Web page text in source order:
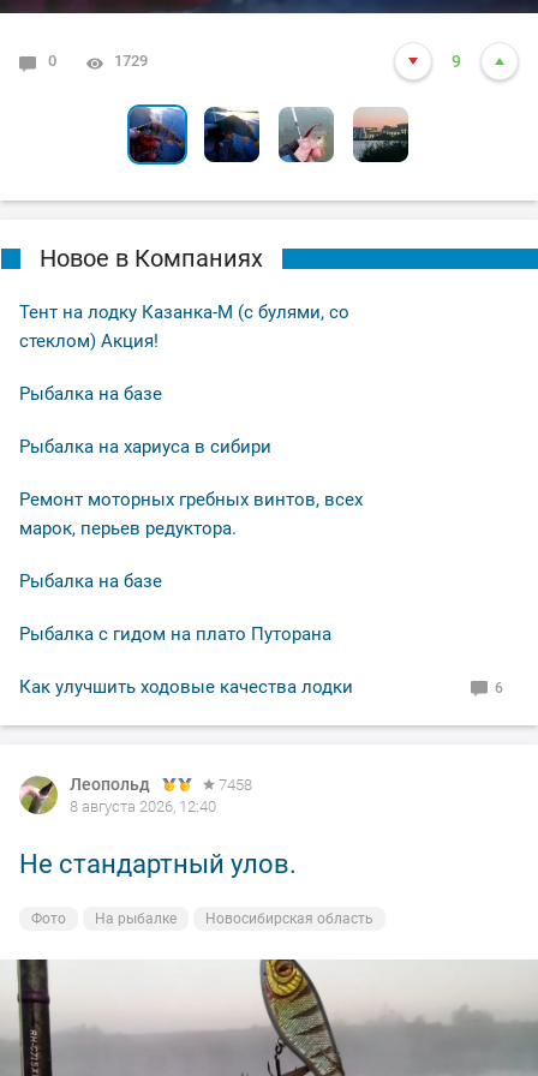
0 1729 9
0 1615 2
1 8032 10
0 6105 6
Новое в Компаниях
Тент на лодку Казанка-М (с булями, со
стеклом) Акция!
Рыбалка на базе
Рыбалка на хариуса в сибири
Ремонт моторных гребных винтов, всех
марок, перьев редуктора.
Рыбалка на базе
Рыбалка с гидом на плато Путорана
Как улучшить ходовые качества лодки 6
Леопольд
7458
8 августа 2026, 12:40
Не стандартный улов.
Фото На рыбалке Новосибирская область
Леопольд
7458
8 августа 2026, 12:38
Утренняя красотка.
Фото На рыбалке Новосибирская область